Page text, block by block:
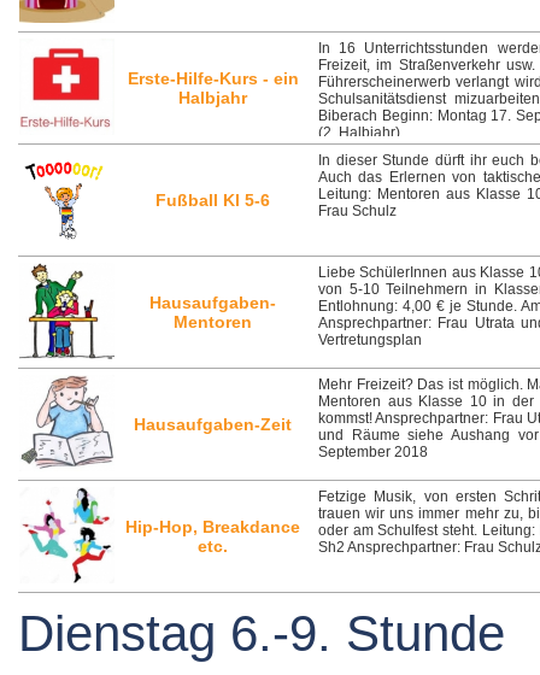
Erste-Hilfe-Kurs - ein
Halbjahr
In 16 Unterrichtsstunden
Freizeit, im Straßenverkehr
Führerscheinerwerb verlangt
Schulsanitätsdienst
Biberach Beginn: Montag 17.
(2. Halbjahr)
Fußball Kl 5-6
In dieser Stunde dürft ihr euch
Auch das Erlernen von
Leitung: Mentoren aus Klasse
Frau Schulz
Hausaufgaben-
Mentoren
Liebe SchülerInnen aus Klasse
von 5-10 Teilnehmern in
Entlohnung: 4,00 € je Stunde.
Ansprechpartner: Frau Utrata
Vertretungsplan
Hausaufgaben-Zeit
Mehr Freizeit? Das ist möglich.
Mentoren aus Klasse 10 in
kommst! Ansprechpartner: Frau
und Räume siehe Aushang
September 2018
Hip-Hop, Breakdance
etc.
Fetzige Musik, von ersten
trauen wir uns immer mehr zu,
oder am Schulfest steht.
Sh2 Ansprechpartner: Frau
Dienstag 6.-9. Stunde